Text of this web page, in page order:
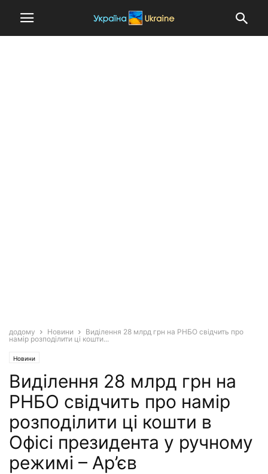
додому Новини
Виділення 28 млрд грн на РНБО свідчить про
намір розподілити ці кошти...
Новини
Виділення 28 млрд грн на
РНБО свідчить про намір
розподілити ці кошти в
Офісі президента у ручному
режимі – Ар’єв